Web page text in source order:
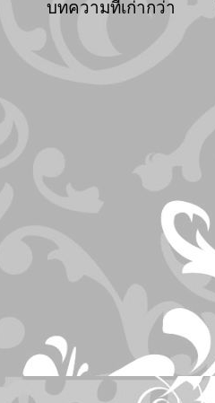
บทความที่เก่ากว่า